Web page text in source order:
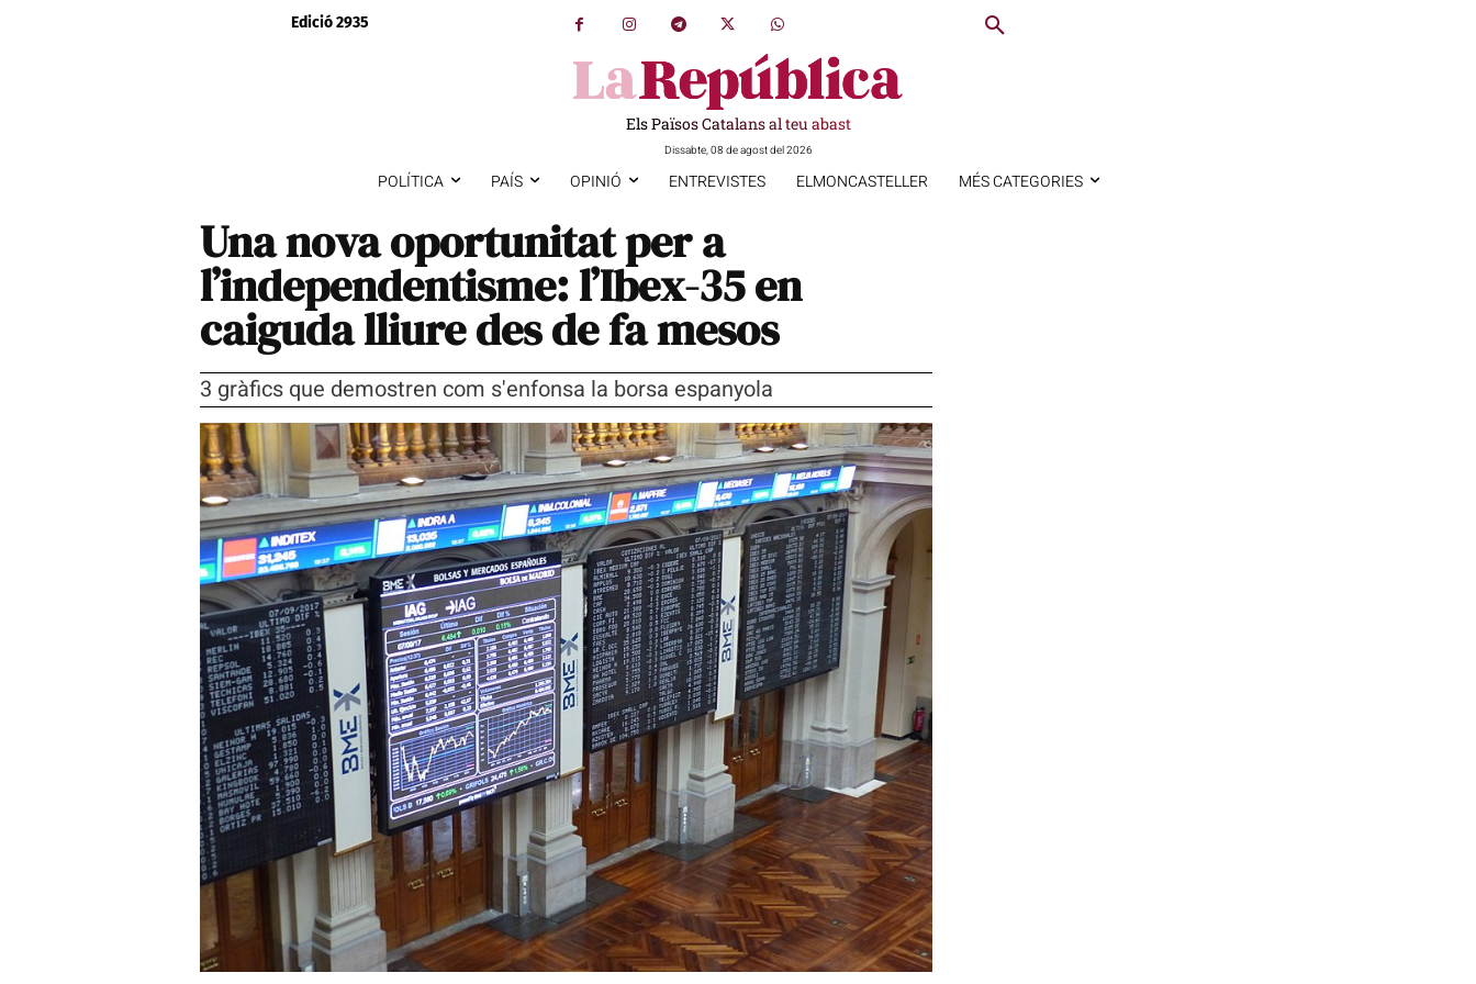
Edició 2935
Els Països Catalans al teu abast
Dissabte, 08 de agost del 2026
POLÍTICA PAÍS OPINIÓ ENTREVISTES ELMONCASTELLER MÉS CATEGORIES
Una nova oportunitat per a
l’independentisme: l’Ibex-35 en
caiguda lliure des de fa mesos
3 gràfics que demostren com s'enfonsa la borsa espanyola